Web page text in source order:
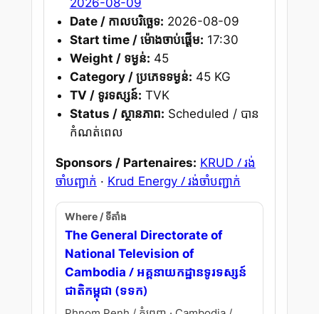
Date / កាលបរិច្ឆេទ: 2026-08-09
Start time / ម៉ោងចាប់ផ្តើម: 17:30
Weight / ទម្ងន់: 45
Category / ប្រភេទទម្ងន់: 45 KG
TV / ទូរទស្សន៍: TVK
Status / ស្ថានភាព: Scheduled / បាន
កំណត់ពេល
Sponsors / Partenaires: KRUD / រង់
ចាំបញ្ជាក់ · Krud Energy / រង់ចាំបញ្ជាក់
Where / ទីតាំង
The General Directorate of
National Television of
Cambodia / អគ្គនាយកដ្ឋានទូរទស្សន៍
ជាតិកម្ពុជា (ទទក)